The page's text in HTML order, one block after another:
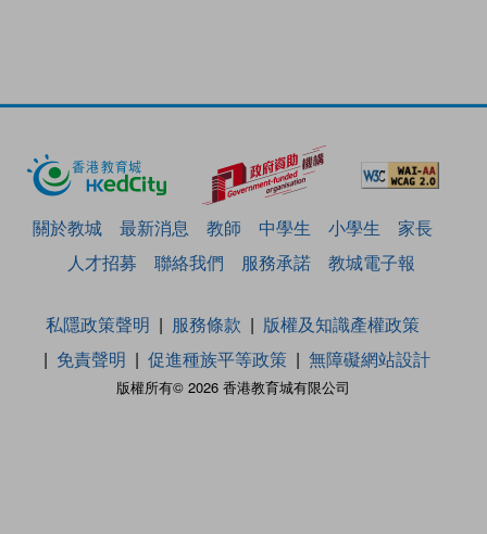
關於教城 最新消息 教師 中學生 小學生
家長
人才招募
聯絡我們 服務承諾 教城電子報
版權所有© 2026 香港教育城有限公司
私隱政策聲明 服務條款
版權及知識產權政策
免責聲明
促進種族平等政策 無障礙網站設計